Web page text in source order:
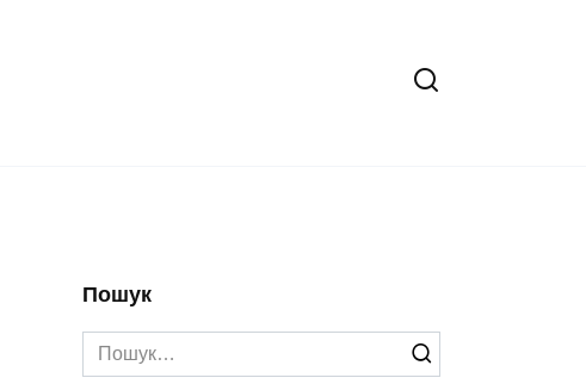
Пошук
Search
for: